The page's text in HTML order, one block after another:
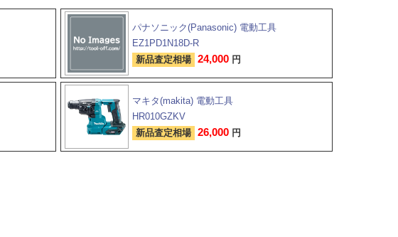
パナソニック(Panasonic) 電動工具
EZ1PD1N18D-R
新品査定相場 24,000 円
マキタ(makita) 電動工具
HR010GZKV
新品査定相場 26,000 円